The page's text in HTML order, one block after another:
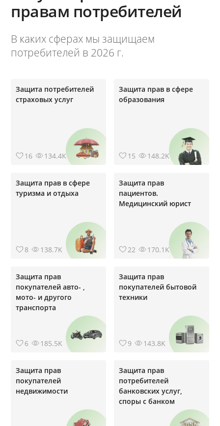
правам потребителей
В каких сферах мы защищаем
потребителей в 2026 г.
Защита потребителей
страховых услуг
16 134.4K
Защита прав в сфере
образования
15 148.2K
Защита прав в сфере
туризма и отдыха
8 138.7K
Защита прав
пациентов.
Медицинский юрист
22 170.1K
Защита прав
покупателей авто- ,
мото- и другого
транспорта
6 185.5K
Защита прав
покупателей бытовой
техники
9 143.8K
Защита прав
покупателей
недвижимости
Защита прав
потребителей
банковских услуг,
cпоры с банком